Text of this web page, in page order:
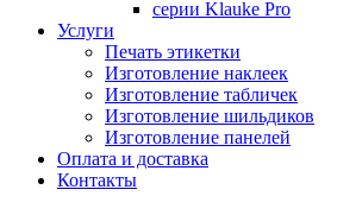
серии Klauke Pro
Услуги
Печать этикетки
Изготовление наклеек
Изготовление табличек
Изготовление шильдиков
Изготовление панелей
Оплата и доставка
Контакты